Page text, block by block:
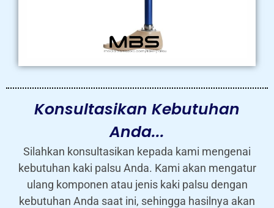
Konsultasikan Kebutuhan
Anda...
Silahkan konsultasikan kepada kami mengenai
kebutuhan kaki palsu Anda. Kami akan mengatur
ulang komponen atau jenis kaki palsu dengan
kebutuhan Anda saat ini, sehingga hasilnya akan